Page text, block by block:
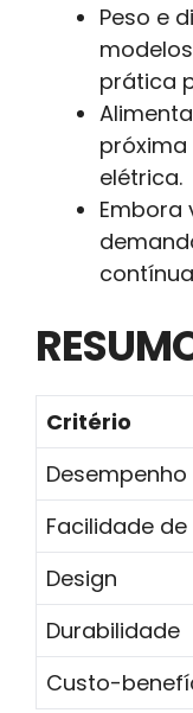
Peso e
prática
elétrica.
Embora
Critério
Desempenho
Facilidade de
Design
Durabilidade
Custo-